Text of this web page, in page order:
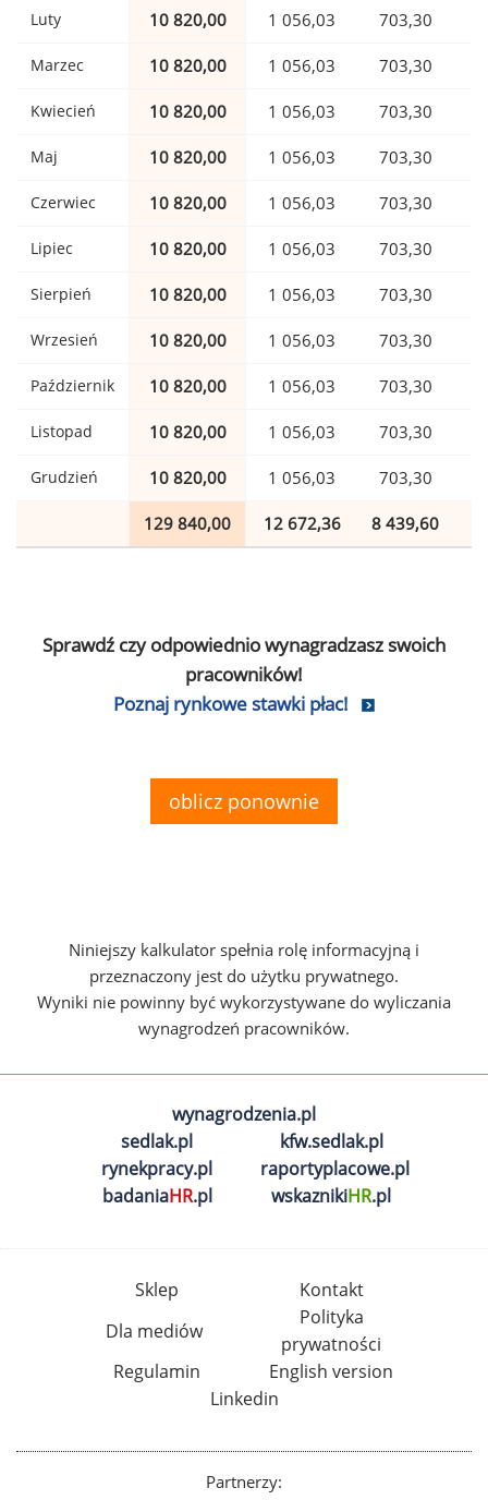
Luty 10 820,00 1 056,03 703,30
Marzec 10 820,00 1 056,03 703,30
Kwiecień 10 820,00 1 056,03 703,30
Maj 10 820,00 1 056,03 703,30
Czerwiec 10 820,00 1 056,03 703,30
Lipiec 10 820,00 1 056,03 703,30
Sierpień 10 820,00 1 056,03 703,30
Wrzesień 10 820,00 1 056,03 703,30
Październik 10 820,00 1 056,03 703,30
Listopad 10 820,00 1 056,03 703,30
Grudzień 10 820,00 1 056,03 703,30
129 840,00 12 672,36 8 439,60
Sprawdź czy odpowiednio wynagradzasz swoich
pracowników!
Poznaj rynkowe stawki płac!
oblicz ponownie
Niniejszy kalkulator spełnia rolę informacyjną i
przeznaczony jest do użytku prywatnego.
Wyniki nie powinny być wykorzystywane do wyliczania
wynagrodzeń pracowników.
wynagrodzenia.pl
sedlak.pl
kfw.sedlak.pl
rynekpracy.pl
raportyplacowe.pl
badaniaHR.pl wskaznikiHR.pl
Sklep
Kontakt
Dla mediów
Polityka
prywatności
Regulamin
English version
Linkedin
Partnerzy: